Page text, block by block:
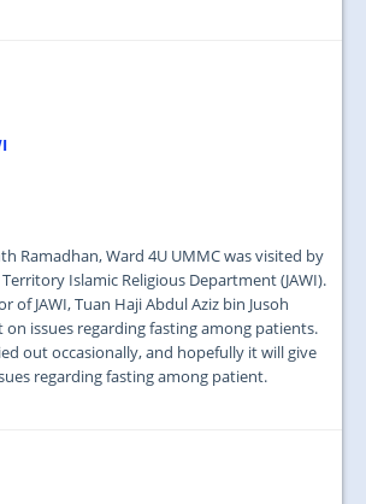
Ramadhan, Ward 4U UMMC was visited by
Islamic Religious Department (JAWI).
of JAWI, Tuan Haji Abdul Aziz bin Jusoh
issues regarding fasting among patients.
out occasionally, and hopefully it will give
regarding fasting among patient.